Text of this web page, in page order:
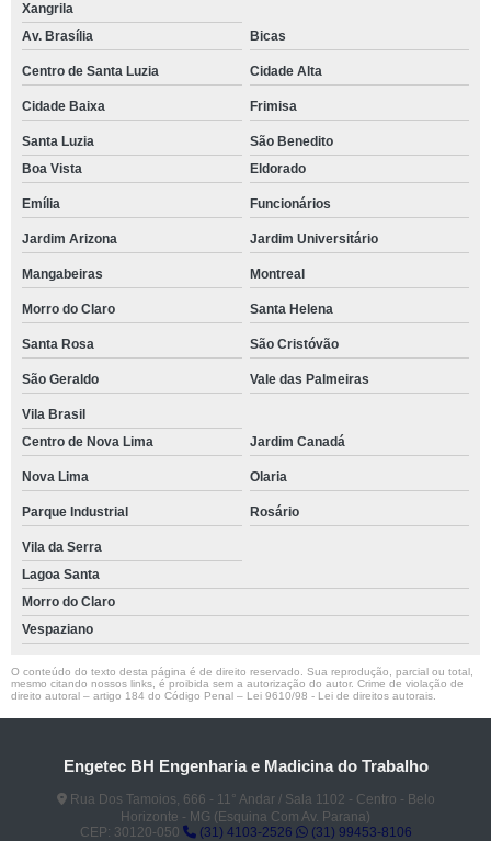
Xangrila
Av. Brasília
Bicas
Centro de Santa Luzia Cidade Alta
Cidade Baixa Frimisa
Santa Luzia
São Benedito
Boa Vista
Eldorado
Emília Funcionários
Jardim Arizona Jardim Universitário
Mangabeiras Montreal
Morro do Claro Santa Helena
Santa Rosa São Cristóvão
São Geraldo Vale das Palmeiras
Vila Brasil
Centro de Nova Lima
Jardim Canadá
Nova Lima Olaria
Parque Industrial Rosário
Vila da Serra
Lagoa Santa
Morro do Claro
Vespaziano
O conteúdo do texto desta página é de direito reservado. Sua reprodução, parcial ou total,
mesmo citando nossos links, é proibida sem a autorização do autor. Crime de violação de
direito autoral – artigo 184 do Código Penal – Lei 9610/98 - Lei de direitos autorais
Engetec BH Engenharia e Madicina do Trabalho
Rua Dos Tamoios, 666 - 11° Andar / Sala 1102 - Centro - Belo
Horizonte - MG (Esquina Com Av. Parana)
CEP: 30120-050
(31) 4103-2526 (31) 99453-8106